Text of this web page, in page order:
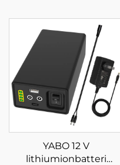
genopladeligt lithium-
jern-fosfatbatteri
76,8Wh powerbank
YABO 12 V
lithiumionbatteri